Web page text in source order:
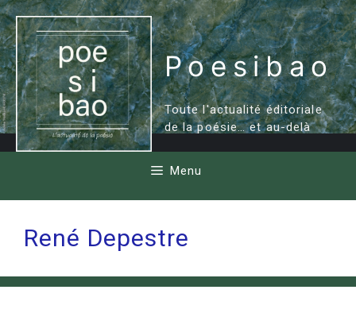
Aller
au
contenu
Poesibao
Toute l'actualité éditoriale
de la poésie… et au-delà
Menu
René Depestre